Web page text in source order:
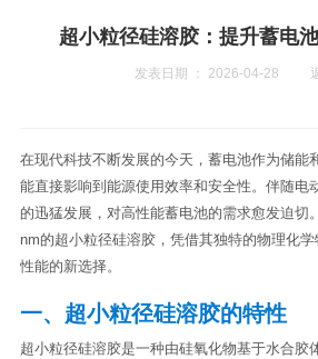
超小粒径硅溶胶：提升蓄电
发表日期 ： 2026-04-28
在现代科技不断发展的今天，蓄电池作为储能
能直接影响到能源使用效率和安全性。伴随电
的迅猛发展，对高性能蓄电池的需求愈发迫切
nm的超小粒径硅溶胶，凭借其独特的物理化
性能的新选择。
一、超小粒径硅溶胶的特性
超小粒径硅溶胶是一种由硅氧化物基于水合胶